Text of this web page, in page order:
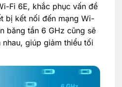
Fi 6E, khắc phục vấn đề
bị kết nối đến mạng Wi-
băng tần 6 GHz cũng sẽ
giúp giảm thiểu tối